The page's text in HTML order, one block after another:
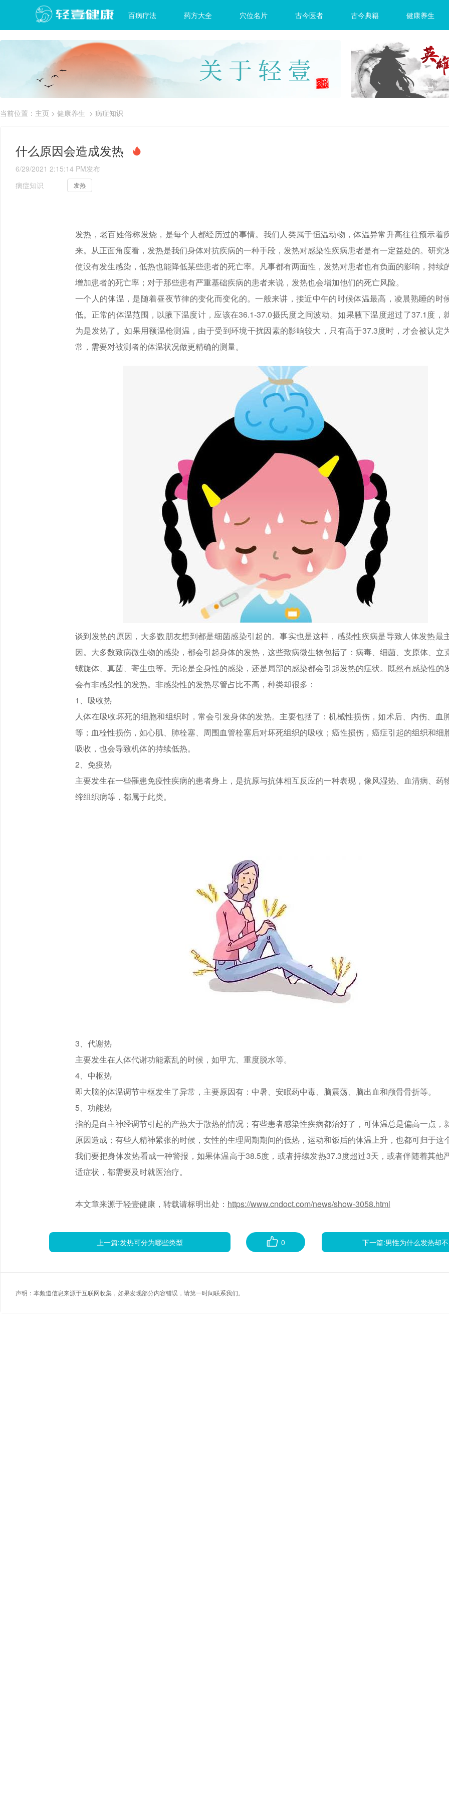
首页 百病疗法 药方大全 穴位名片 古今医者 古今典籍 健康养生
当前位置： 主页 > 健康养生 > 病症知识
什么原因会造成发热
6/29/2021 2:15:14 PM发布
病症知识
发热
发热，老百姓俗称发烧，是每个人都经历过的事情。我们人类属于恒温动物，体温异常升高往往预示着
来。从正面角度看，发热是我们身体对抗疾病的一种手段，发热对感染性疾病患者是有一定益处的。研究
使没有发生感染，低热也能降低某些患者的死亡率。凡事都有两面性，发热对患者也有负面的影响，持续
增加患者的死亡率；对于那些患有严重基础疾病的患者来说，发热也会增加他们的死亡风险。
一个人的体温，是随着昼夜节律的变化而变化的。一般来讲，接近中午的时候体温最高，凌晨熟睡的时
低。正常的体温范围，以腋下温度计，应该在36.1-37.0摄氏度之间波动。如果腋下温度超过了37.1度，
为是发热了。如果用额温枪测温，由于受到环境干扰因素的影响较大，只有高于37.3度时，才会被认定
常，需要对被测者的体温状况做更精确的测量。
谈到发热的原因，大多数朋友想到都是细菌感染引起的。事实也是这样，感染性疾病是导致人体发热最
因。大多数致病微生物的感染，都会引起身体的发热，这些致病微生物包括了：病毒、细菌、支原体、立
螺旋体、真菌、寄生虫等。无论是全身性的感染，还是局部的感染都会引起发热的症状。既然有感染性的
会有非感染性的发热。非感染性的发热尽管占比不高，种类却很多：
1、吸收热
人体在吸收坏死的细胞和组织时，常会引发身体的发热。主要包括了：机械性损伤，如术后、内伤、血
等；血栓性损伤，如心肌、肺栓塞、周围血管栓塞后对坏死组织的吸收；癌性损伤，癌症引起的组织和细
吸收，也会导致机体的持续低热。
2、免疫热
主要发生在一些罹患免疫性疾病的患者身上，是抗原与抗体相互反应的一种表现，像风湿热、血清病、药
缔组织病等，都属于此类。
3、代谢热
主要发生在人体代谢功能紊乱的时候，如甲亢、重度脱水等。
4、中枢热
即大脑的体温调节中枢发生了异常，主要原因有：中暑、安眠药中毒、脑震荡、脑出血和颅骨骨折等。
5、功能热
指的是自主神经调节引起的产热大于散热的情况；有些患者感染性疾病都治好了，可体温总是偏高一点，
原因造成；有些人精神紧张的时候，女性的生理周期期间的低热，运动和饭后的体温上升，也都可归于这
我们要把身体发热看成一种警报，如果体温高于38.5度，或者持续发热37.3度超过3天，或者伴随着其他
适症状，都需要及时就医治疗。
本文章来源于轻壹健康，转载请标明出处： https://www.cndoct.com/news/show-3058.html
上一篇:发热可分为哪些类型 下一篇:男性为什么发热却
0
声明：本频道信息来源于互联网收集，如果发现部分内容错误，请第一时间联系我们。